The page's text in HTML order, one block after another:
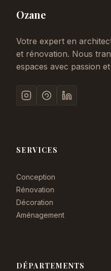
Ozane
Votre expert en
et rénovation. Nous
espaces avec passion
SERVICES
Conception
Rénovation
Décoration
Aménagement
DÉPARTEMENTS